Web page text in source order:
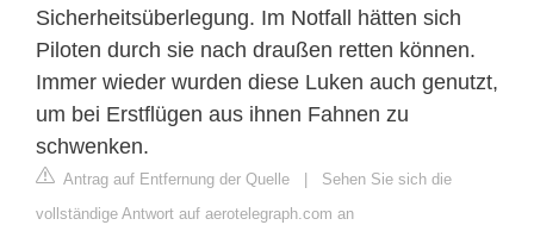
Sicherheitsüberlegung. Im Notfall hätten sich
Piloten durch sie nach draußen retten können.
Immer wieder wurden diese Luken auch genutzt,
um bei Erstflügen aus ihnen Fahnen zu
schwenken.
Antrag auf Entfernung der Quelle
Sehen Sie sich die
vollständige Antwort auf aerotelegraph.com an